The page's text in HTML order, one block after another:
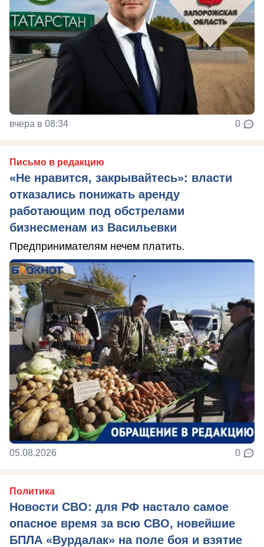
вчера в 08:34 0
Письмо в редакцию
«Не нравится, закрывайтесь»: власти
отказались понижать аренду
работающим под обстрелами
бизнесменам из Васильевки
Предпринимателям нечем платить.
05.08.2026 0
Политика
Новости СВО: для РФ настало самое
опасное время за всю СВО, новейшие
БПЛА «Вурдалак» на поле боя и взятие